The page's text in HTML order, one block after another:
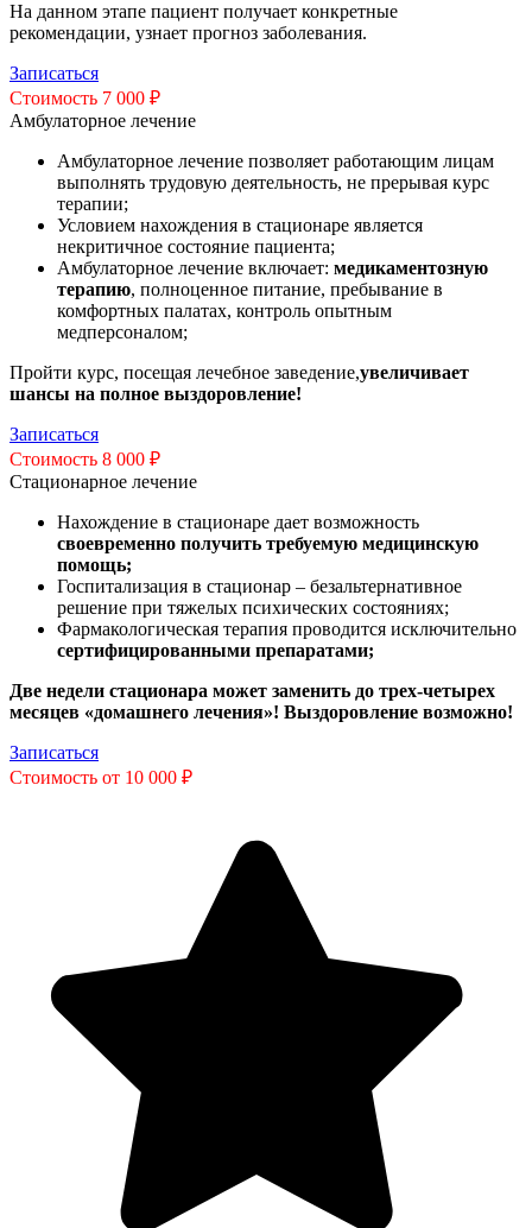
На данном этапе пациент получает конкретные
рекомендации, узнает прогноз заболевания.
Записаться
Стоимость 7 000 ₽
Амбулаторное лечение
Амбулаторное лечение позволяет работающим лицам
выполнять трудовую деятельность, не прерывая курс
терапии;
Условием нахождения в стационаре является
некритичное состояние пациента;
Амбулаторное лечение включает: медикаментозную
терапию, полноценное питание, пребывание в
комфортных палатах, контроль опытным
медперсоналом;
Пройти курс, посещая лечебное заведение,увеличивает
шансы на полное выздоровление!
Записаться
Стоимость 8 000 ₽
Стационарное лечение
Нахождение в стационаре дает возможность
своевременно получить требуемую медицинскую
помощь;
Госпитализация в стационар – безальтернативное
решение при тяжелых психических состояниях;
Фармакологическая терапия проводится исключительно
сертифицированными препаратами;
Две недели стационара может заменить до трех-четырех
месяцев «домашнего лечения»! Выздоровление возможно!
Записаться
Стоимость от 10 000 ₽